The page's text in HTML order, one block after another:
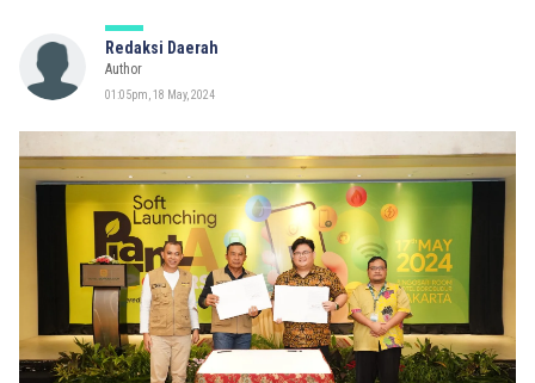
Redaksi Daerah
Author
01:05pm, 18 May, 2024